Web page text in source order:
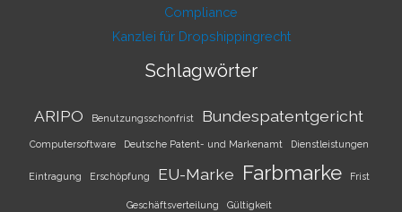
Compliance
Kanzlei für Dropshippingrecht
Schlagwörter
ARIPO Benutzungsschonfrist Bundespatentgericht
Computersoftware Deutsche Patent- und Markenamt Dienstleistungen
Eintragung Erschöpfung EU-Marke Farbmarke Frist
Geschäftsverteilung Gültigkeit